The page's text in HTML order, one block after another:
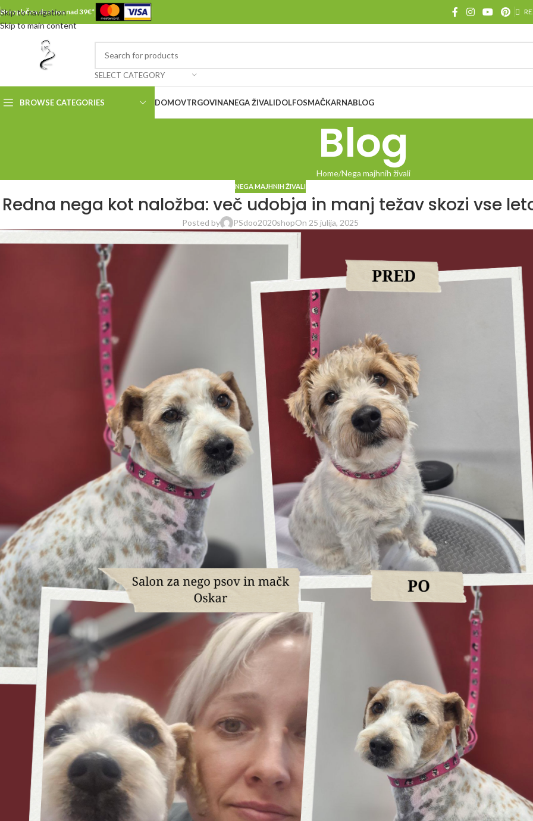
Skip to navigation
Skip to main content
Brezplačna dostava nad 39€*
SELECT CATEGORY
BROWSE CATEGORIES DOMOVTRGOVINANEGA ŽIVALIDOLFOSMAČKARNABLOG
Blog
Home Nega majhnih živali
NEGA MAJHNIH ŽIVALI
Redna nega kot naložba: več udobja in manj težav skozi vse
Posted by PSdoo2020shopOn 25 julija, 2025